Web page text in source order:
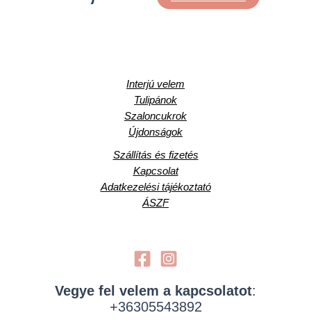
Interjú velem
Tulipánok
Szaloncukrok
Újdonságok
Szállítás és fizetés
Kapcsolat
Adatkezelési tájékoztató
ÁSZF
Vegye fel velem a kapcsolatot:
+36305543892